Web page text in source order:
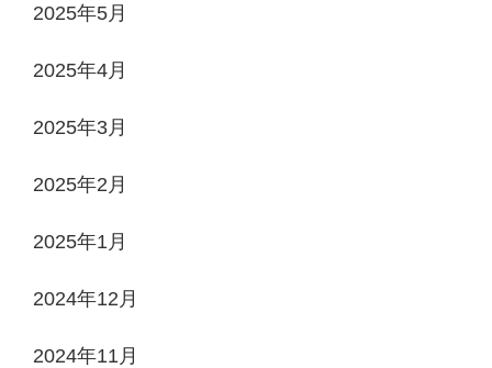
2025年5月
2025年4月
2025年3月
2025年2月
2025年1月
2024年12月
2024年11月